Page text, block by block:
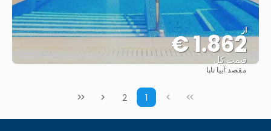
از
1.862 €
قیمت کل
مقصد:آییا ناپا
1
2